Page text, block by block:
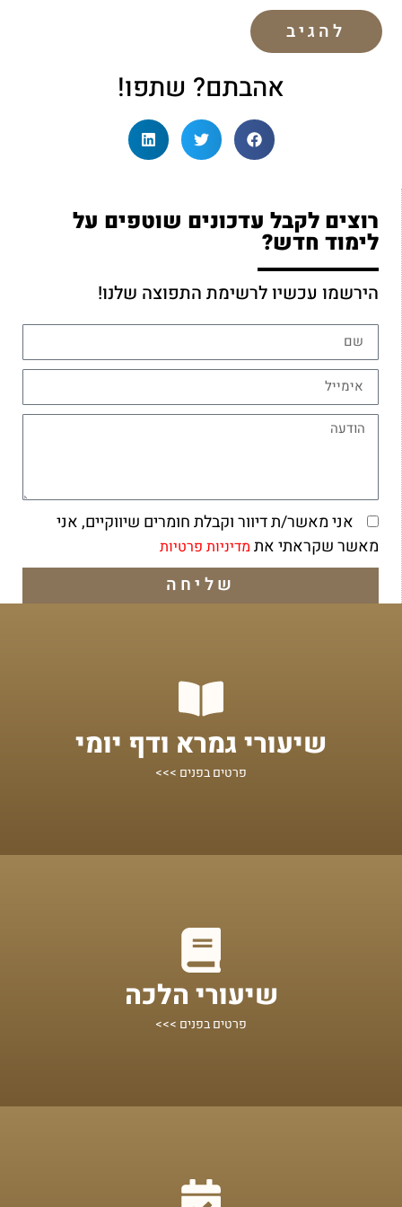
אהבתם? שתפו!
רוצים לקבל עדכונים שוטפים על
לימוד חדש?
הירשמו עכשיו לרשימת התפוצה שלנו!
אני מאשר/ת דיוור וקבלת חומרים שיווקיים, אני
מאשר שקראתי את מדיניות פרטיות
שליחה
שיעורי גמרא ודף יומי
פרטים בפנים >>>
שיעורים על הדף היומי ומסכתות נוספות
מתחילים מכאן!
שיעורי הלכה
פרטים בפנים >>>
הלכות אקטואליות לפי נושאים, מוגשות בצורה בהירה ותמציתית
מתחילים מכאן!